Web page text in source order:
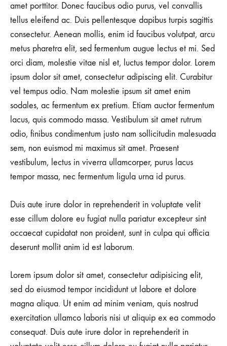
amet porttitor. Donec faucibus odio purus, vel convallis
tellus eleifend ac. Duis pellentesque dapibus turpis sagittis
consectetur. Aenean mollis, enim id faucibus volutpat, arcu
metus pharetra elit, sed fermentum augue lectus et mi. Sed
orci diam, molestie vitae nisl et, luctus tempor dolor. Lorem
ipsum dolor sit amet, consectetur adipiscing elit. Curabitur
vel tempus odio. Nam molestie ipsum sit amet enim
sodales, ac fermentum ex pretium. Etiam auctor fermentum
lacus, quis commodo massa. Vestibulum sit amet rutrum
odio, finibus condimentum justo nam sollicitudin malesuada
sem, non euismod mi maximus sit amet. Praesent
vestibulum, lectus in viverra ullamcorper, purus lacus
tempor massa, nec fermentum ligula urna id purus.
Duis aute irure dolor in reprehenderit in voluptate velit
esse cillum dolore eu fugiat nulla pariatur excepteur sint
occaecat cupidatat non proident, sunt in culpa qui officia
deserunt mollit anim id est laborum.
Lorem ipsum dolor sit amet, consectetur adipisicing elit,
sed do eiusmod tempor incididunt ut labore et dolore
magna aliqua. Ut enim ad minim veniam, quis nostrud
exercitation ullamco laboris nisi ut aliquip ex ea commodo
consequat. Duis aute irure dolor in reprehenderit in